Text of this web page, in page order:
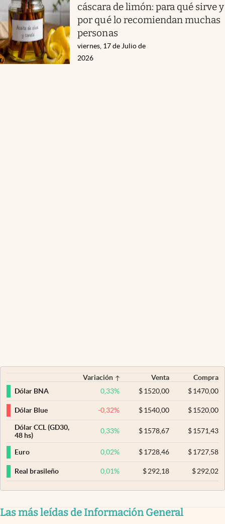
cáscara de limón: para qué sirve y
por qué lo recomiendan muchas
personas
viernes, 17 de Julio de
2026
Variación Venta
Compra
Dólar BNA
0,33% $ 1520,00 $1470,00
Dólar Blue -0,32% $ 1540,00 $1520,00
Dólar CCL (GD30,
48 hs)
0,33% $ 1578,67 $1571,43
Euro 0,02% $ 1728,46 $1727,58
Real brasileño 0,01% $ 292,18 $292,02
Las más leídas de Información General